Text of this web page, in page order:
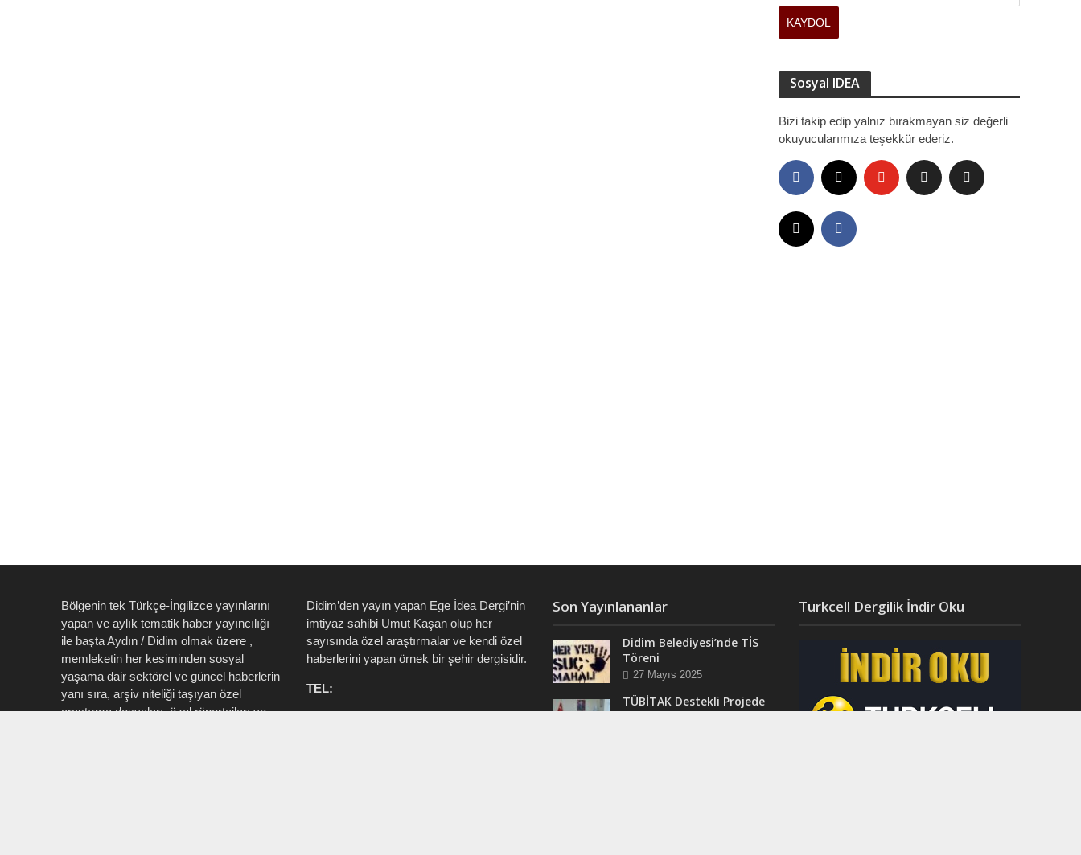
Sosyal IDEA
Bizi takip edip yalnız bırakmayan siz değerli
okuyucularımıza teşekkür ederiz.
Bölgenin tek Türkçe-İngilizce yayınlarını
yapan ve aylık tematik haber yayıncılığı
ile başta Aydın / Didim olmak üzere ,
memleketin her kesiminden sosyal
yaşama dair sektörel ve güncel haberlerin
yanı sıra, arşiv niteliği taşıyan özel
araştırma dosyaları, özel röportajları ve
Didim’den yayın yapan Ege İdea Dergi’nin
imtiyaz sahibi Umut Kaşan olup her
sayısında özel araştırmalar ve kendi özel
haberlerini yapan örnek bir şehir dergisidir.
TEL:
Son Yayınlananlar
Didim Belediyesi’nde TİS
Töreni
27 Mayıs 2025
TÜBİTAK Destekli Projede
Didim’de ve Tüm Aydın’da
Turkcell Dergilik İndir Oku